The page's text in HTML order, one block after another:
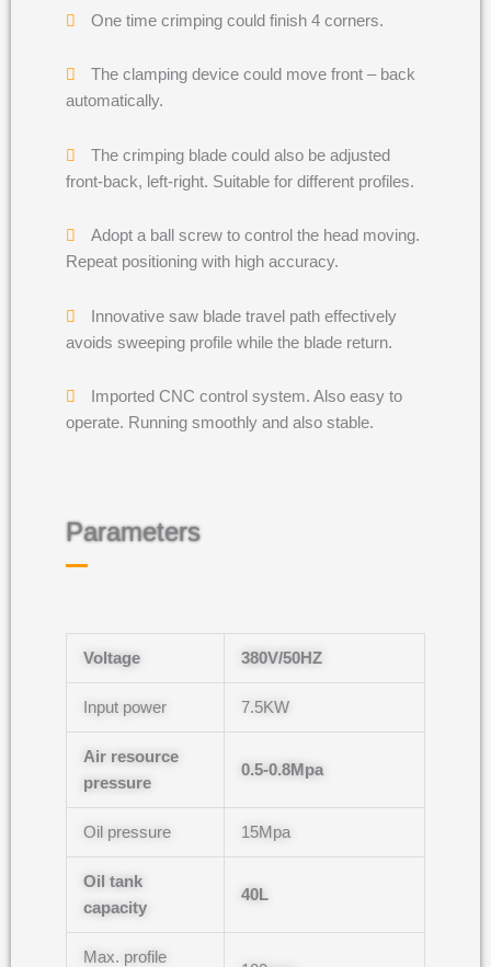
One time crimping could finish 4 corners.
The clamping device could move front – back
automatically.
The crimping blade could also be adjusted
front-back, left-right. Suitable for different profiles.
Adopt a ball screw to control the head moving.
Repeat positioning with high accuracy.
Innovative saw blade travel path effectively
avoids sweeping profile while the blade return.
Imported CNC control system. Also easy to
operate. Running smoothly and also stable.
Parameters
Voltage 380V/50HZ
Input power 7.5KW
Air resource
pressure
0.5-0.8Mpa
Oil pressure 15Mpa
Oil tank
capacity
40L
Max. profile